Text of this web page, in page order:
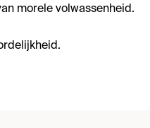
morele volwassenheid.